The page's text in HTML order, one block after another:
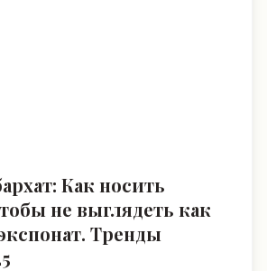
Как носить
не выглядеть как
Тренды